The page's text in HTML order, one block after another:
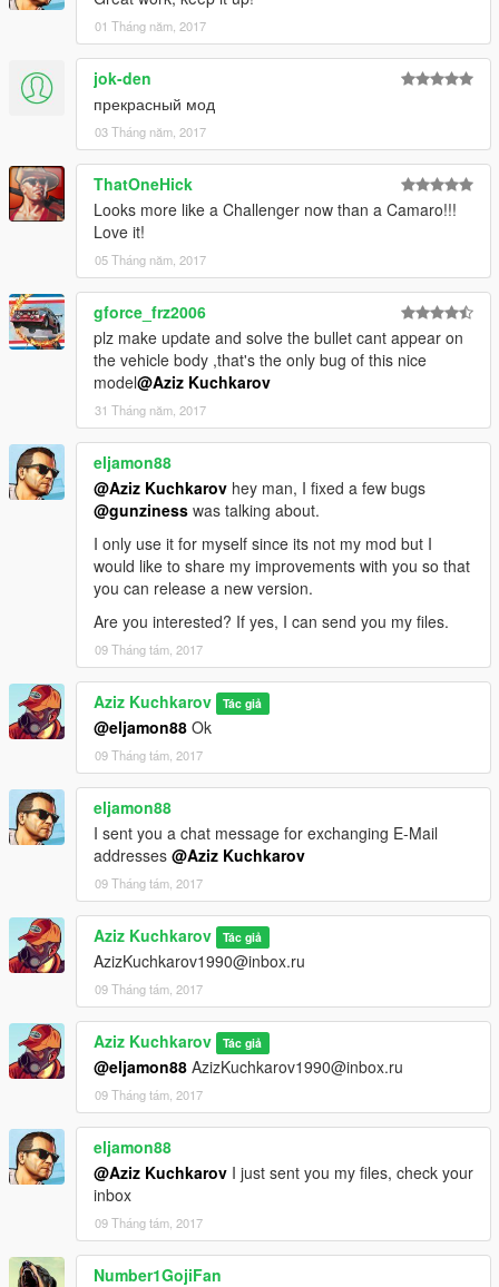
01 Tháng năm, 2017
jok-den
прекрасный мод
03 Tháng năm, 2017
ThatOneHick
Looks more like a Challenger now than a Camaro!!!
Love it!
05 Tháng năm, 2017
gforce_frz2006
plz make update and solve the bullet cant appear on
the vehicle body ,that's the only bug of this nice
model@Aziz Kuchkarov
31 Tháng năm, 2017
eljamon88
@Aziz Kuchkarov hey man, I fixed a few bugs
@gunziness was talking about.
I only use it for myself since its not my mod but I
would like to share my improvements with you so that
you can release a new version.
Are you interested? If yes, I can send you my files.
09 Tháng tám, 2017
Aziz Kuchkarov Tác giả
@eljamon88 Ok
09 Tháng tám, 2017
eljamon88
I sent you a chat message for exchanging E-Mail
addresses @Aziz Kuchkarov
09 Tháng tám, 2017
Aziz Kuchkarov Tác giả
AzizKuchkarov1990@inbox.ru
09 Tháng tám, 2017
Aziz Kuchkarov Tác giả
@eljamon88 AzizKuchkarov1990@inbox.ru
09 Tháng tám, 2017
eljamon88
@Aziz Kuchkarov I just sent you my files, check your
inbox
09 Tháng tám, 2017
Number1GojiFan